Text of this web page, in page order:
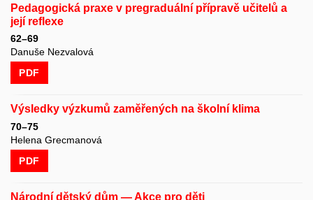
Pedagogická praxe v pregraduální přípravě učitelů a
její reflexe
62–69
Danuše Nezvalová
PDF
Výsledky výzkumů zaměřených na školní klima
70–75
Helena Grecmanová
PDF
Národní dětský dům — Akce pro děti